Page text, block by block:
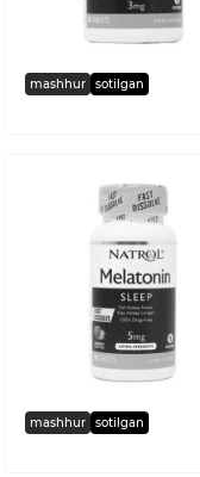
mashhur sotilgan
mashhur sotilgan